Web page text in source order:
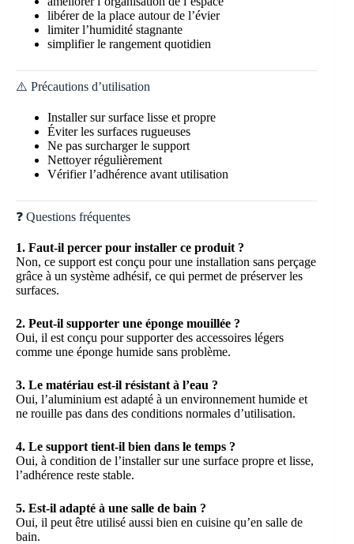
libérer de la place autour de l’évier
limiter l’humidité stagnante
simplifier le rangement quotidien
⚠️ Précautions d’utilisation
Installer sur surface lisse et propre
Éviter les surfaces rugueuses
Ne pas surcharger le support
Nettoyer régulièrement
Vérifier l’adhérence avant utilisation
❓ Questions fréquentes
1. Faut-il percer pour installer ce produit ?
Non, ce support est conçu pour une installation sans perçage
grâce à un système adhésif, ce qui permet de préserver les
surfaces.
2. Peut-il supporter une éponge mouillée ?
Oui, il est conçu pour supporter des accessoires légers
comme une éponge humide sans problème.
3. Le matériau est-il résistant à l’eau ?
Oui, l’aluminium est adapté à un environnement humide et
ne rouille pas dans des conditions normales d’utilisation.
4. Le support tient-il bien dans le temps ?
Oui, à condition de l’installer sur une surface propre et lisse,
l’adhérence reste stable.
5. Est-il adapté à une salle de bain ?
Oui, il peut être utilisé aussi bien en cuisine qu’en salle de
bain.